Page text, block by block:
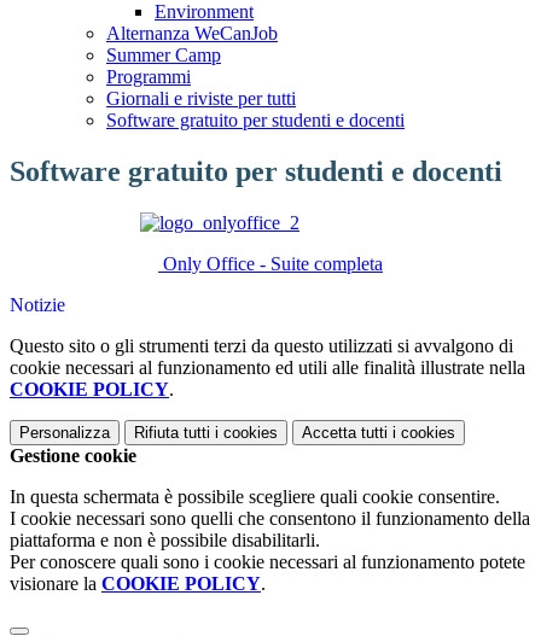
Environment
Alternanza WeCanJob
Summer Camp
Programmi
Giornali e riviste per tutti
Software gratuito per studenti e docenti
Software gratuito per studenti e docenti
Only Office - Suite completa
Notizie
Questo sito o gli strumenti terzi da questo utilizzati si avvalgono di
cookie necessari al funzionamento ed utili alle finalità illustrate nella
COOKIE POLICY.
Personalizza Rifiuta tutti i cookies Accetta tutti i cookies
Gestione cookie
In questa schermata è possibile scegliere quali cookie consentire.
I cookie necessari sono quelli che consentono il funzionamento della
piattaforma e non è possibile disabilitarli.
Per conoscere quali sono i cookie necessari al funzionamento potete
visionare la COOKIE POLICY.